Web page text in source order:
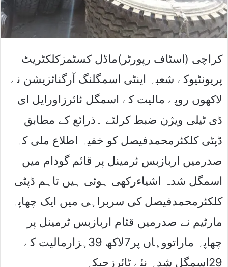
کراچی (اسٹاف رپورٹر)ماڈل کسٹمزکلکٹریٹ
پریونٹیوکے شعبہ اینٹی اسمگلنگ آرگنائزیشن نے
لاکھوں روپے مالیت کے اسمگل ٹائرزاورایل ای
ڈی ٹیلی ویژن ضبط کرلئے ۔ذرائع کے مطابق
ڈپٹی کلکٹرمحمدفیصل کو خفیہ اطلاع ملی کہ
صدرمیں اربازبس ٹرمینل پر قائم گودام میں
اسمگل شدہ اشیاءرکھی ہوئی ہیں تاہم ڈپٹی
کلکٹرمحمدفیصل کی سربراہی میں ایک چھاپہ
مارٹیم نے صدرمیں قئام اربازبس ٹرمینل پر
چھاپہ ماراتووہاں پر7لاکھ 39ہزارمالیت کے
29اسمگل شدہ نئے ٹائرزجبکہ